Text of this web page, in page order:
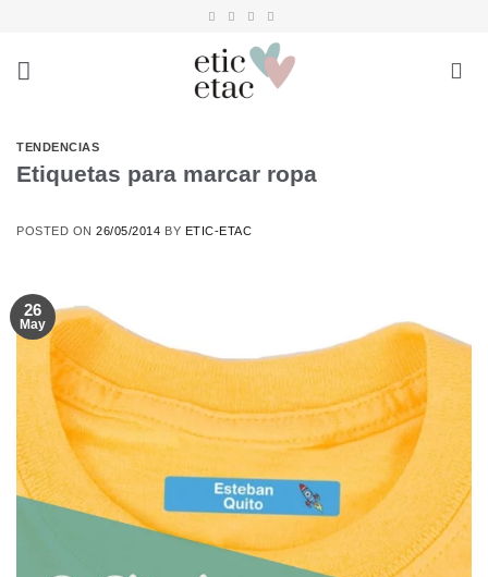
TENDENCIAS
Etiquetas para marcar ropa
POSTED ON26/05/2014 BY ETIC-ETAC
26
May